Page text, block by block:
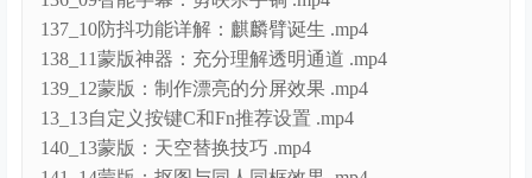
138_11蒙版神器：充分理解透明通道 .mp4
139_12蒙版：制作漂亮的分屏效果 .mp4
13_13自定义按键C和Fn推荐设置 .mp4
140_13蒙版：天空替换技巧 .mp4
141_14蒙版：抠图与同人同框效果 .mp4
142_15调色：如何看懂示波器 .mp4